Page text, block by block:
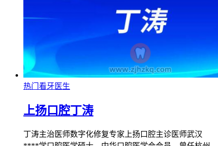
热门看牙医生
上扬口腔丁涛
丁涛主治医师数字化修复专家上扬口腔主诊医师武汉